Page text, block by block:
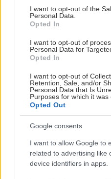
consent section.
I want to opt-out of the
Personal Data.
Opted In
I want to opt-out of
Personal Data for
Opted In
I want to opt-out of
Retention, Sale, and/or
Personal Data that Is
Purposes for which it was
Opted Out
Google consents
I want to allow Google to
related to advertising like
device identifiers in apps.